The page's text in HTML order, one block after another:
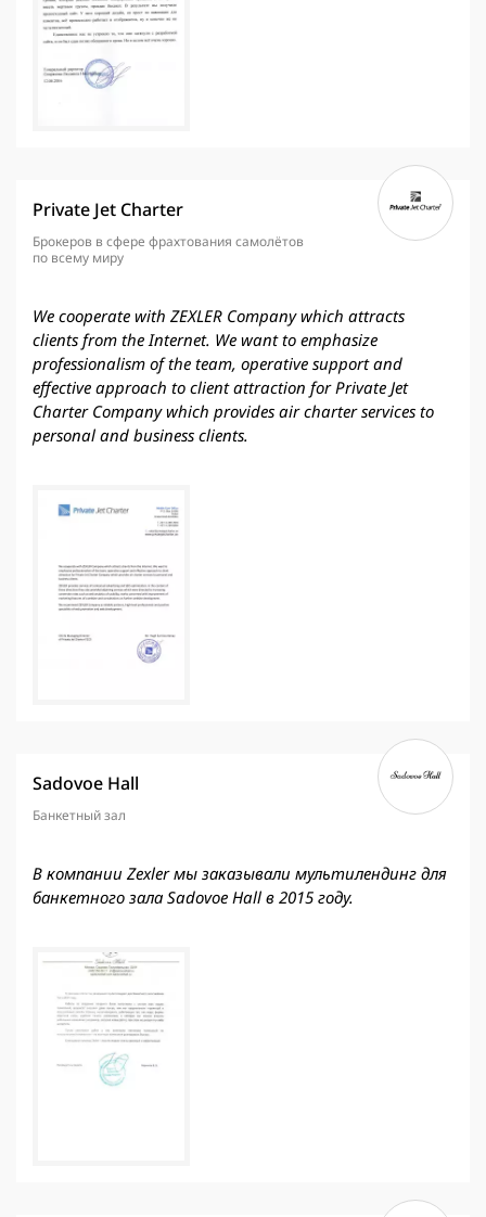
Private Jet Charter
Брокеров в сфере фрахтования самолётов
по всему миру
We cooperate with ZEXLER Company which attracts
clients from the Internet. We want to emphasize
professionalism of the team, operative support and
effective approach to client attraction for Private Jet
Charter Company which provides air charter services to
personal and business clients.
Sadovoe Hall
Банкетный зал
В компании Zexler мы заказывали мультилендинг для
банкетного зала Sadovoe Hall в 2015 году.